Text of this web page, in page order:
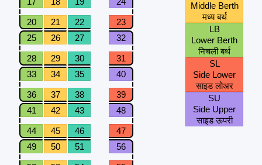
20 21 22
23
25
26 27 32
28 29 30
31
33
34 35 40
36 37 38
39
41
42 43 48
44 45 46
47
49
50 51 56
Middle Berth
मध्य बर्थ
LB
Lower Berth
निचली बर्थ
SL
Side Lower
साइड लोअर
SU
Side Upper
साइड ऊपरी